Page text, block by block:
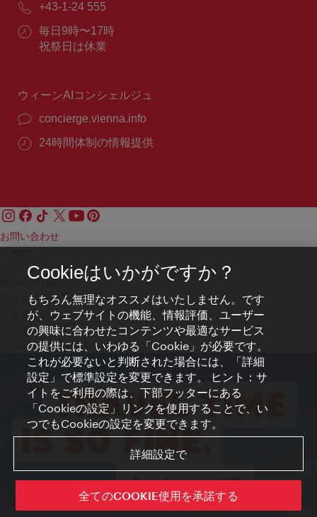
ー
ル：
電
番
号：
+43-1-24 555
営
業
毎日9時〜17時
祝祭日は休業
ウィーンAIコンシェルジュ
concierge.vienna.info
24時間体制の情報提供
お問い合わせ
プライバシーポリシー
アクセシビリティ
プレス連絡先
クッキーの設定
© Copyright WienTourismus
Cookieはいかがですか？
もちろん無理なオススメはいたしません。です
が、ウェブサイトの機能、情報評価、ユーザー
の興味に合わせたコンテンツや最適なサービス
の提供には、いわゆる「Cookie」が必要です。
これが必要ないと判断された場合には、「詳細
設定」で標準設定を変更できます。 ヒント：サ
イトをご利用の際は、下部フッターにある
「Cookieの設定」リンクを使用することで、い
つでもCookieの設定を変更できます。
詳細設定で
全てのCOOKIE使用を承諾する